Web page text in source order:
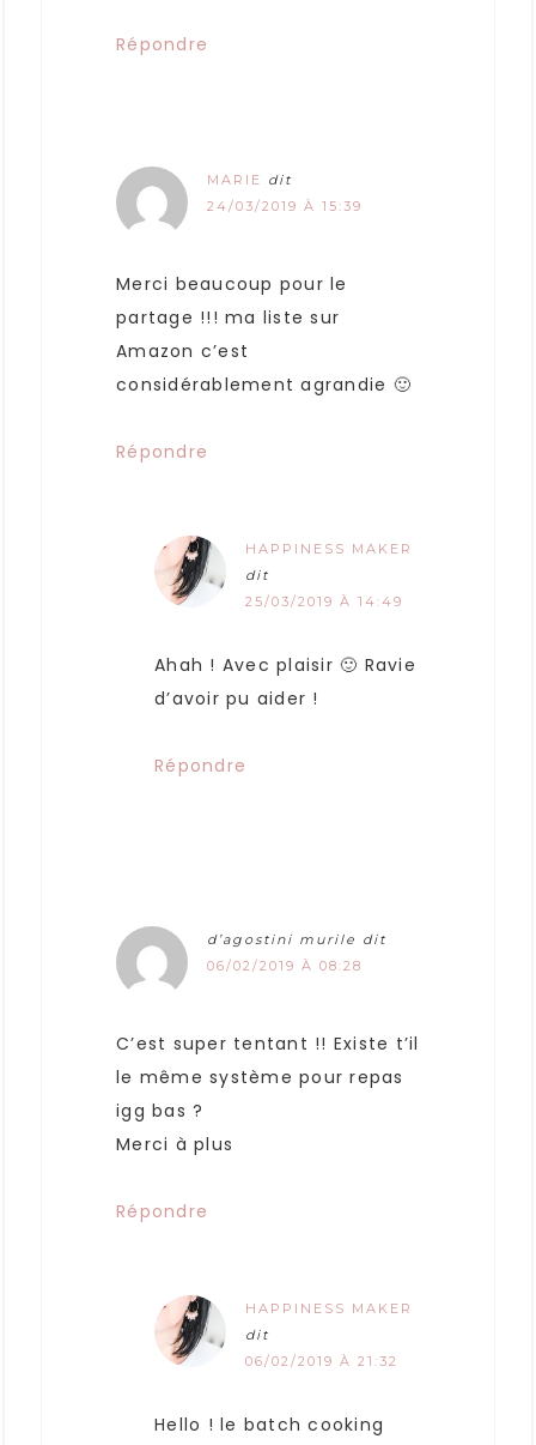
Répondre
MARIE dit
24/03/2019 À 15:39
Merci beaucoup pour le
partage !!! ma liste sur
Amazon c’est
considérablement agrandie 🙂
Répondre
HAPPINESS MAKER
dit
25/03/2019 À 14:49
Ahah ! Avec plaisir 🙂 Ravie
d’avoir pu aider !
Répondre
d’agostini murile dit
06/02/2019 À 08:28
C’est super tentant !! Existe t’il
le même système pour repas
igg bas ?
Merci à plus
Répondre
HAPPINESS MAKER
dit
06/02/2019 À 21:32
Hello ! le batch cooking